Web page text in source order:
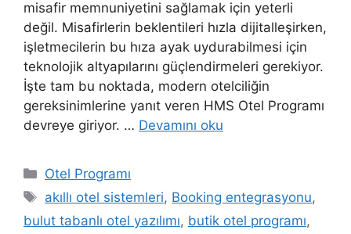
misafir memnuniyetini sağlamak için yeterli
değil. Misafirlerin beklentileri hızla dijitalleşirken,
işletmecilerin bu hıza ayak uydurabilmesi için
teknolojik altyapılarını güçlendirmeleri gerekiyor.
İşte tam bu noktada, modern otelciliğin
gereksinimlerine yanıt veren HMS Otel Programı
devreye giriyor. … Devamını oku
Kategoriler
Otel Programı
Etiketler
akıllı otel sistemleri, Booking entegrasyonu,
bulut tabanlı otel yazılımı, butik otel programı,